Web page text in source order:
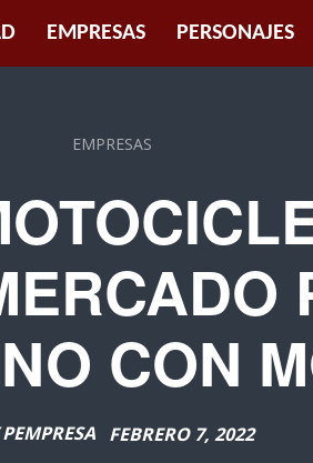
EMPRESAS PERSONAJES
EMPRESAS
CON
PEMPRESA FEBRERO 7, 2022